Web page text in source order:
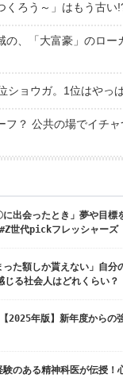
くろう～」はもう古
の、「大富豪」のロー
ショウガ。1位はやっ
フ？ 公共の場でイチ
に出会ったとき」夢や目標
世代pickフレッシャーズ
った額しか貰えない」自
る社会人はどれくらい？
2025年版】新年度からの
のある精神科医が伝授！